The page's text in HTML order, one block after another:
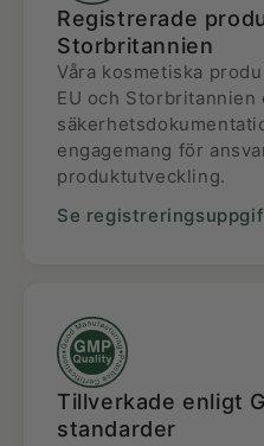
Registrerade
Storbritannien
Våra kosmetiska
EU och
engagemang för
produktutveckling.
Se
Tillverkade enligt
standarder